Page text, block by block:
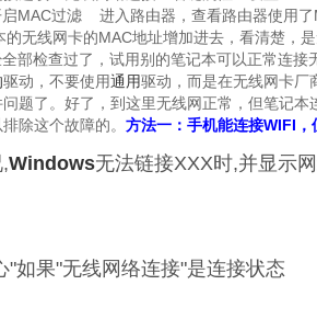
MAC过滤 进入路由器，查看路由器使用了
无线网卡的MAC地址增加进去，看清楚，
检查过了，试用别的笔记本可以正常连接
驱动，不要使用通用驱动，而是在无线网卡厂
题了。好了，到这里无线网正常，但笔记本
除这个故障的。 方法一：手机能连接WIFI
Windows无法链接XXX时,并显示
如果"无线网络连接"是连接状态